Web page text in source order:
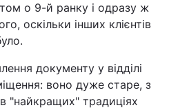
о 9-й ранку і одразу ж
оскільки інших клієнтів
документу у відділі
воно дуже старе, з
"найкращих" традиціях